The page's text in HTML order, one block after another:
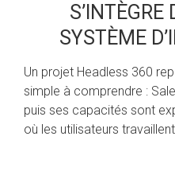
S’INTÈGRE
SYSTÈME
Un projet Headless 360
simple à comprendre :
puis ses capacités sont
où les utilisateurs